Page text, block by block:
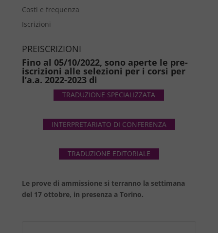
Costi e frequenza
Iscrizioni
PREISCRIZIONI
Fino al 05/10/2022, sono aperte le pre-
iscrizioni alle selezioni per i corsi per
l’a.a. 2022-2023 di
TRADUZIONE SPECIALIZZATA
INTERPRETARIATO DI CONFERENZA
TRADUZIONE EDITORIALE
Le prove di ammissione si terranno la settimana
del 17 ottobre, in presenza a Torino.